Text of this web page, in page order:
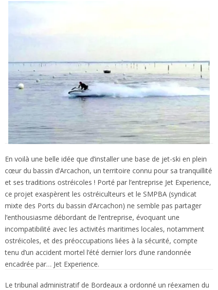
En voilà une belle idée que d’installer une base de jet-ski en plein
cœur du bassin d’Arcachon, un territoire connu pour sa tranquillité
et ses traditions ostréicoles ! Porté par l’entreprise Jet Experience,
ce projet exaspèrent les ostréiculteurs et le SMPBA (syndicat
mixte des Ports du bassin d’Arcachon) ne semble pas partager
l’enthousiasme débordant de l’entreprise, évoquant une
incompatibilité avec les activités maritimes locales, notamment
ostréicoles, et des préoccupations liées à la sécurité, compte
tenu d’un accident mortel l’été dernier lors d’une randonnée
encadrée par… Jet Experience.
Le tribunal administratif de Bordeaux a ordonné un réexamen du